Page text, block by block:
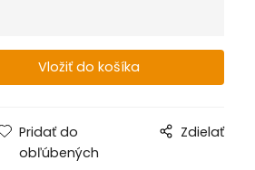
Pridať do
obľúbených
Zdielať